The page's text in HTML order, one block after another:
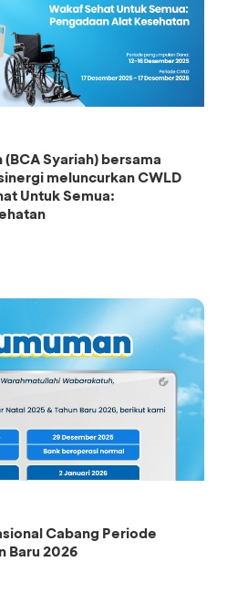
(BCA Syariah) bersama
meluncurkan CWLD
Untuk Semua:
Cabang Periode
Baru 2026